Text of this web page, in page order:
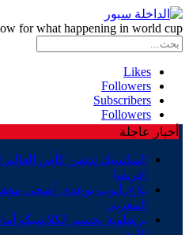
for what happening in world cup
Likes
Followers
Subscribers
Followers
أخبار عاجلة
إفريقيا
بلاغ..أيوب بوعدي أضحى
المغربي
برشلونة يحسم الكلاسيكو